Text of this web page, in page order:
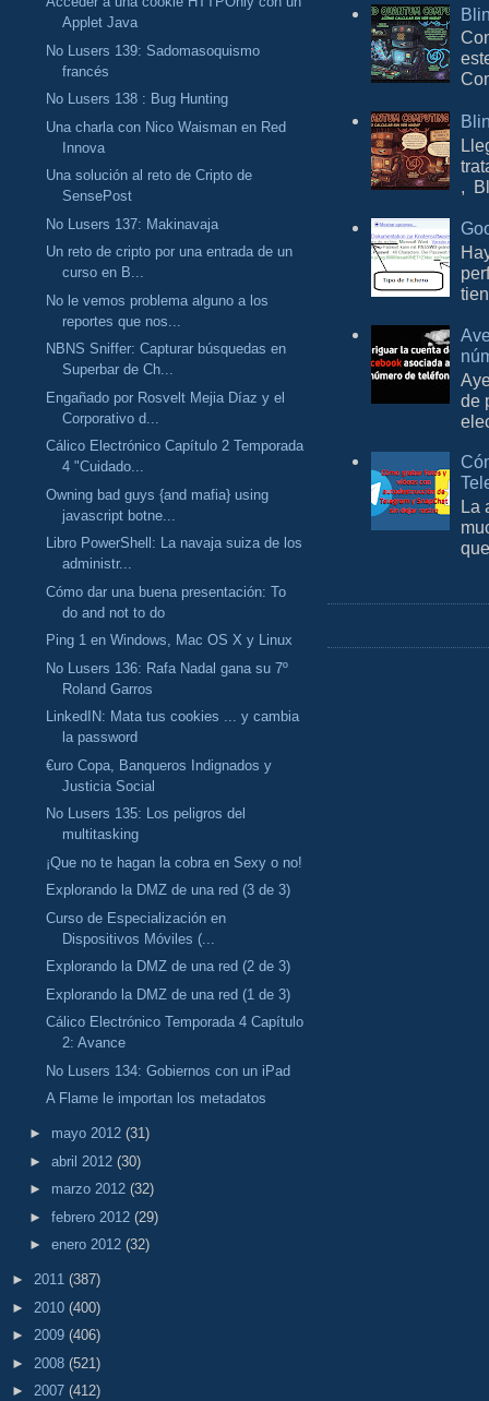
Applet Java
No Lusers 139: Sadomasoquismo
francés
No Lusers 138 : Bug Hunting
Una charla con Nico Waisman en Red
Innova
Una solución al reto de Cripto de
SensePost
No Lusers 137: Makinavaja
Un reto de cripto por una entrada de un
curso en B...
No le vemos problema alguno a los
reportes que nos...
NBNS Sniffer: Capturar búsquedas en
Superbar de Ch...
Engañado por Rosvelt Mejia Díaz y el
Corporativo d...
Cálico Electrónico Capítulo 2 Temporada
4 "Cuidado...
Owning bad guys {and mafia} using
javascript botne...
Libro PowerShell: La navaja suiza de los
administr...
Cómo dar una buena presentación: To
do and not to do
Ping 1 en Windows, Mac OS X y Linux
No Lusers 136: Rafa Nadal gana su 7º
Roland Garros
LinkedIN: Mata tus cookies ... y cambia
la password
€uro Copa, Banqueros Indignados y
Justicia Social
No Lusers 135: Los peligros del
multitasking
¡Que no te hagan la cobra en Sexy o no!
Explorando la DMZ de una red (3 de 3)
Curso de Especialización en
Dispositivos Móviles (...
Explorando la DMZ de una red (2 de 3)
Explorando la DMZ de una red (1 de 3)
Cálico Electrónico Temporada 4 Capítulo
2: Avance
No Lusers 134: Gobiernos con un iPad
A Flame le importan los metadatos
► mayo 2012 (31)
► abril 2012 (30)
► marzo 2012 (32)
► febrero 2012 (29)
► enero 2012 (32)
► 2011 (387)
► 2010 (400)
► 2009 (406)
► 2008 (521)
► 2007 (412)
,
de
La